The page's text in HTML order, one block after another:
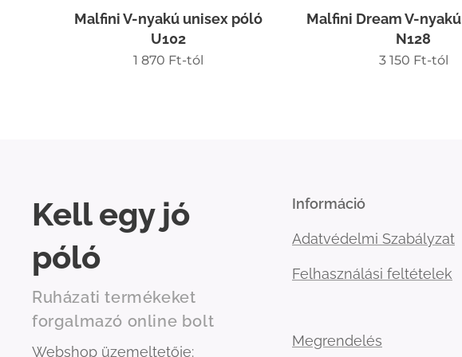
Malfini V-nyakú unisex póló
U102
1 870 Ft-tól
Malfini Dream V-
N128
3 150 Ft-tól
Kell egy jó
póló
Ruházati termékeket
forgalmazó online bolt
Webshop üzemeltetője:
Információ
Adatvédelmi Szabályzat
Felhasználási feltételek
Megrendelés